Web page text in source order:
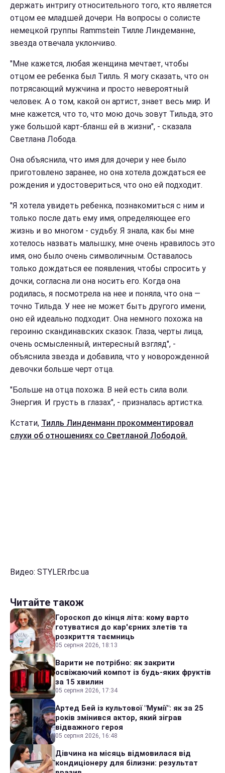
держать интригу относительного того, кто является
отцом ее младшей дочери. На вопросы о солисте
немецкой группы Rammstein Тилле Линдеманне,
звезда отвечала уклончиво.
"Мне кажется, любая женщина мечтает, чтобы
отцом ее ребенка был Тилль. Я могу сказать, что он
потрясающий мужчина и просто невероятный
человек. А о том, какой он артист, знает весь мир. И
мне кажется, что то, что мою дочь зовут Тильда, это
уже большой карт-бланш ей в жизни", - сказала
Светлана Лобода.
Она объяснила, что имя для дочери у нее было
приготовлено заранее, но она хотела дождаться ее
рождения и удостовериться, что оно ей подходит.
"Я хотела увидеть ребенка, познакомиться с ним и
только после дать ему имя, определяющее его
жизнь и во многом - судьбу. Я знала, как бы мне
хотелось назвать малышку, мне очень нравилось это
имя, оно было очень символичным. Оставалось
только дождаться ее появления, чтобы спросить у
дочки, согласна ли она носить его. Когда она
родилась, я посмотрела на нее и поняла, что она —
точно Тильда. У нее не может быть другого имени,
оно ей идеально подходит. Она немного похожа на
героиню скандинавских сказок. Глаза, черты лица,
очень осмысленный, интересный взгляд", -
объяснила звезда и добавила, что у новорожденной
девочки больше черт отца.
"Больше на отца похожа. В ней есть сила воли.
Энергия. И грусть в глазах", - призналась артистка.
Кстати, Тилль Линденманн прокомментировал
слухи об отношениях со Светланой Лободой.
Видео: STYLER.rbc.ua
Читайте також
Гороскоп до кінця літа: кому варто
готуватися до кар'єрних злетів та
розкриття таємниць
05 серпня 2026, 18:13
Варити не потрібно: як закрити
освіжаючий компот із будь-яких фруктів
за 15 хвилин
05 серпня 2026, 17:34
Артед Бей із культової "Мумії": як за 25
років змінився актор, який зіграв
відважного героя
05 серпня 2026, 16:48
Дівчина на місяць відмовилася від
кондиціонеру для білизни: результат